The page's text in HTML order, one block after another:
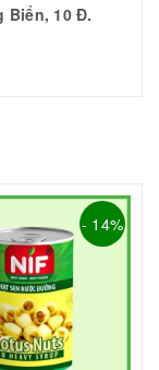
Biển, 10 Đ.
- 14%